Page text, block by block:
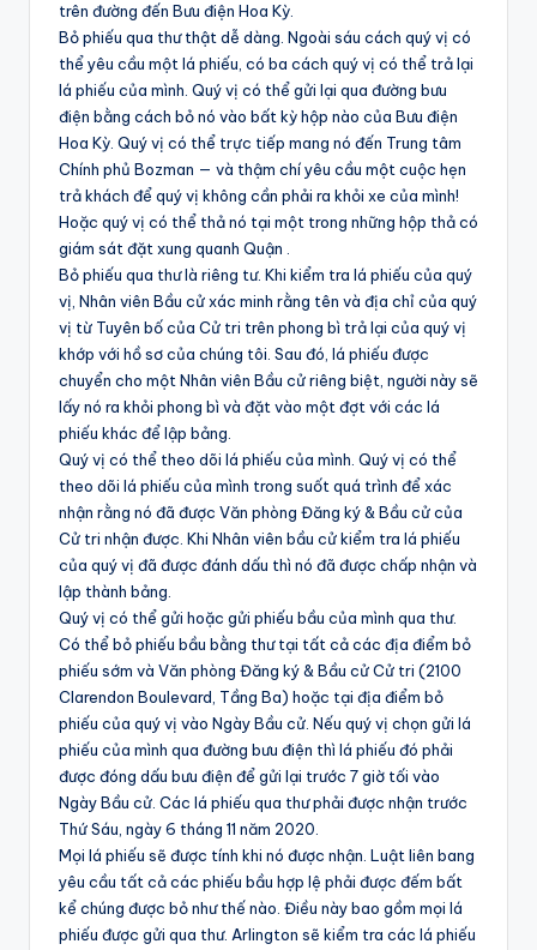
trên đường đến Bưu điện Hoa Kỳ.
Bỏ phiếu qua thư thật dễ dàng. Ngoài sáu cách quý vị có
thể yêu cầu một lá phiếu, có ba cách quý vị có thể trả lại
lá phiếu của mình. Quý vị có thể gửi lại qua đường bưu
điện bằng cách bỏ nó vào bất kỳ hộp nào của Bưu điện
Hoa Kỳ. Quý vị có thể trực tiếp mang nó đến Trung tâm
Chính phủ Bozman — và thậm chí yêu cầu một cuộc hẹn
trả khách để quý vị không cần phải ra khỏi xe của mình!
Hoặc quý vị có thể thả nó tại một trong những hộp thả có
giám sát đặt xung quanh Quận .
Bỏ phiếu qua thư là riêng tư. Khi kiểm tra lá phiếu của quý
vị, Nhân viên Bầu cử xác minh rằng tên và địa chỉ của quý
vị từ Tuyên bố của Cử tri trên phong bì trả lại của quý vị
khớp với hồ sơ của chúng tôi. Sau đó, lá phiếu được
chuyển cho một Nhân viên Bầu cử riêng biệt, người này sẽ
lấy nó ra khỏi phong bì và đặt vào một đợt với các lá
phiếu khác để lập bảng.
Quý vị có thể theo dõi lá phiếu của mình. Quý vị có thể
theo dõi lá phiếu của mình trong suốt quá trình để xác
nhận rằng nó đã được Văn phòng Đăng ký & Bầu cử của
Cử tri nhận được. Khi Nhân viên bầu cử kiểm tra lá phiếu
của quý vị đã được đánh dấu thì nó đã được chấp nhận và
lập thành bảng.
Quý vị có thể gửi hoặc gửi phiếu bầu của mình qua thư.
Có thể bỏ phiếu bầu bằng thư tại tất cả các địa điểm bỏ
phiếu sớm và Văn phòng Đăng ký & Bầu cử Cử tri (2100
Clarendon Boulevard, Tầng Ba) hoặc tại địa điểm bỏ
phiếu của quý vị vào Ngày Bầu cử. Nếu quý vị chọn gửi lá
phiếu của mình qua đường bưu điện thì lá phiếu đó phải
được đóng dấu bưu điện để gửi lại trước 7 giờ tối vào
Ngày Bầu cử. Các lá phiếu qua thư phải được nhận trước
Thứ Sáu, ngày 6 tháng 11 năm 2020.
Mọi lá phiếu sẽ được tính khi nó được nhận. Luật liên bang
yêu cầu tất cả các phiếu bầu hợp lệ phải được đếm bất
kể chúng được bỏ như thế nào. Điều này bao gồm mọi lá
phiếu được gửi qua thư. Arlington sẽ kiểm tra các lá phiếu